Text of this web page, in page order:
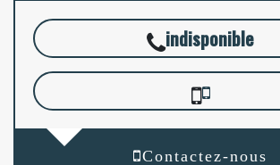
indisponible
Contactez-nous